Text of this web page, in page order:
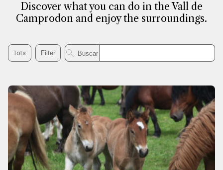
Discover what you can do in the Vall de
Camprodon and enjoy the surroundings.
Tots Filter Buscar